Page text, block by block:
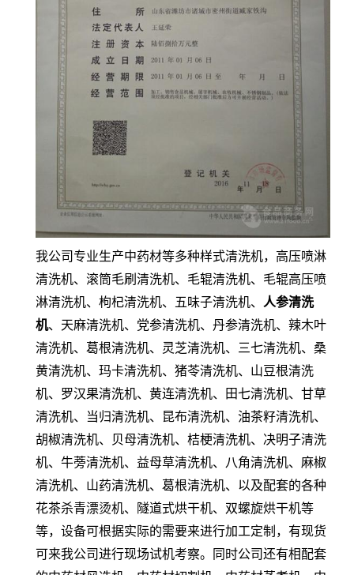
我公司专业生产中药材等多种样式清洗机，高压喷淋
清洗机、滚筒毛刷清洗机、毛辊清洗机、毛辊高压喷
淋清洗机、枸杞清洗机、五味子清洗机、 人参清洗
机、天麻清洗机、党参清洗机、丹参清洗机、辣木叶
清洗机、葛根清洗机、灵芝清洗机、三七清洗机、桑
黄清洗机、玛卡清洗机、猪苓清洗机、山豆根清洗
机、罗汉果清洗机、黄连清洗机、田七清洗机、甘草
清洗机、当归清洗机、昆布清洗机、油茶籽清洗机、
胡椒清洗机、贝母清洗机、桔梗清洗机、决明子清洗
机、牛蒡清洗机、益母草清洗机、八角清洗机、麻椒
清洗机、山药清洗机、葛根清洗机、以及配套的各种
花茶杀青漂烫机、隧道式烘干机、双螺旋烘干机等
等，设备可根据实际的需要来进行加工定制，有现货
可来我公司进行现场试机考察。同时公司还有相配套